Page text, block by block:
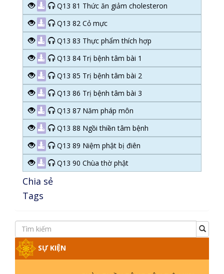
Q13 81 Thức ăn giảm cholesteron
Q13 82 Cỏ mực
Q13 83 Thực phẩm thích hợp
Q13 84 Trị bệnh tâm bài 1
Q13 85 Trị bệnh tâm bài 2
Q13 86 Trị bệnh tâm bài 3
Q13 87 Năm pháp môn
Q13 88 Ngồi thiền tâm bệnh
Q13 89 Niệm phật bị điên
Q13 90 Chùa thờ phật
Chia sẻ
Tags
SỰ KIỆN